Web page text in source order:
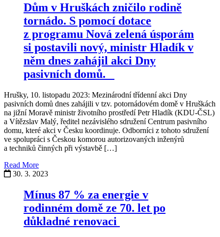
Dům v Hruškách zničilo rodině
tornádo. S pomocí dotace
z programu Nová zelená úsporám
si postavili nový, ministr Hladík v
něm dnes zahájil akci Dny
pasivních domů.
Hrušky, 10. listopadu 2023: Mezinárodní třídenní akci Dny
pasivních domů dnes zahájili v tzv. potornádovém domě v Hruškách
na jižní Moravě ministr životního prostředí Petr Hladík (KDU-ČSL)
a Vítězslav Malý, ředitel nezávislého sdružení Centrum pasivního
domu, které akci v Česku koordinuje. Odborníci z tohoto sdružení
ve spolupráci s Českou komorou autorizovaných inženýrů
a techniků činných při výstavbě […]
Read More
30. 3. 2023
Mínus 87 % za energie v
rodinném domě ze 70. let po
důkladné renovaci